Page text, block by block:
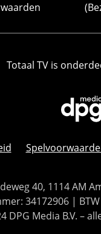
Totaal TV is
40, 1114 AM
34172906 |
DPG Media B.V. –